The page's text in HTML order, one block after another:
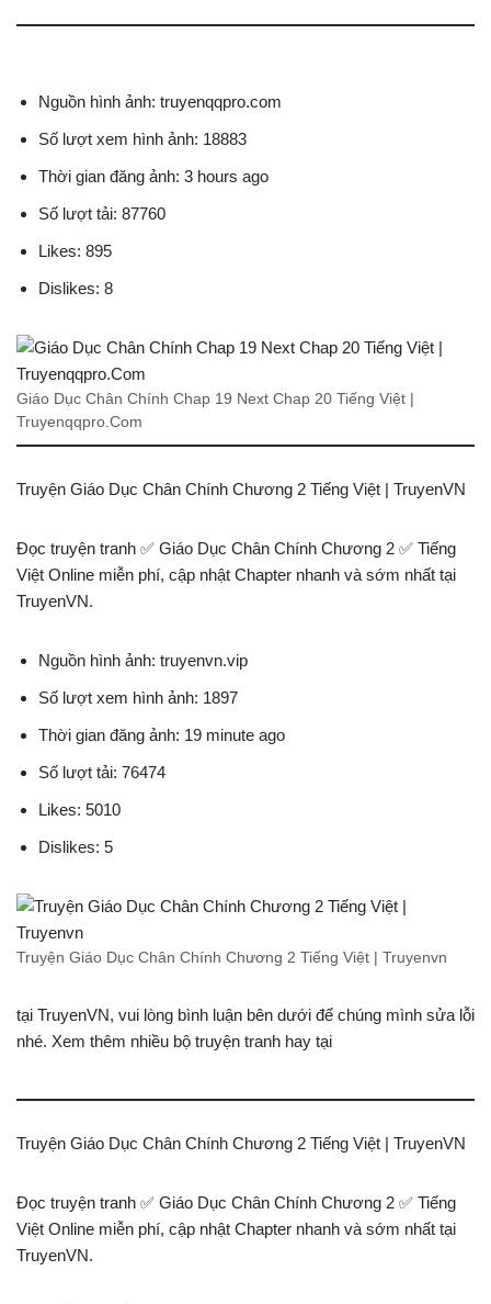
Nguồn hình ảnh: truyenqqpro.com
Số lượt xem hình ảnh: 18883
Thời gian đăng ảnh: 3 hours ago
Số lượt tải: 87760
Likes: 895
Dislikes: 8
Giáo Dục Chân Chính Chap 19 Next Chap 20 Tiếng Việt |
Truyenqqpro.Com
Truyện Giáo Dục Chân Chính Chương 2 Tiếng Việt | TruyenVN
Đọc truyện tranh ✅ Giáo Dục Chân Chính Chương 2 ✅ Tiếng
Việt Online miễn phí, cập nhật Chapter nhanh và sớm nhất tại
TruyenVN.
Nguồn hình ảnh: truyenvn.vip
Số lượt xem hình ảnh: 1897
Thời gian đăng ảnh: 19 minute ago
Số lượt tải: 76474
Likes: 5010
Dislikes: 5
Truyện Giáo Dục Chân Chính Chương 2 Tiếng Việt | Truyenvn
tại TruyenVN, vui lòng bình luận bên dưới để chúng mình sửa lỗi
nhé. Xem thêm nhiều bộ truyện tranh hay tại
Truyện Giáo Dục Chân Chính Chương 2 Tiếng Việt | TruyenVN
Đọc truyện tranh ✅ Giáo Dục Chân Chính Chương 2 ✅ Tiếng
Việt Online miễn phí, cập nhật Chapter nhanh và sớm nhất tại
TruyenVN.